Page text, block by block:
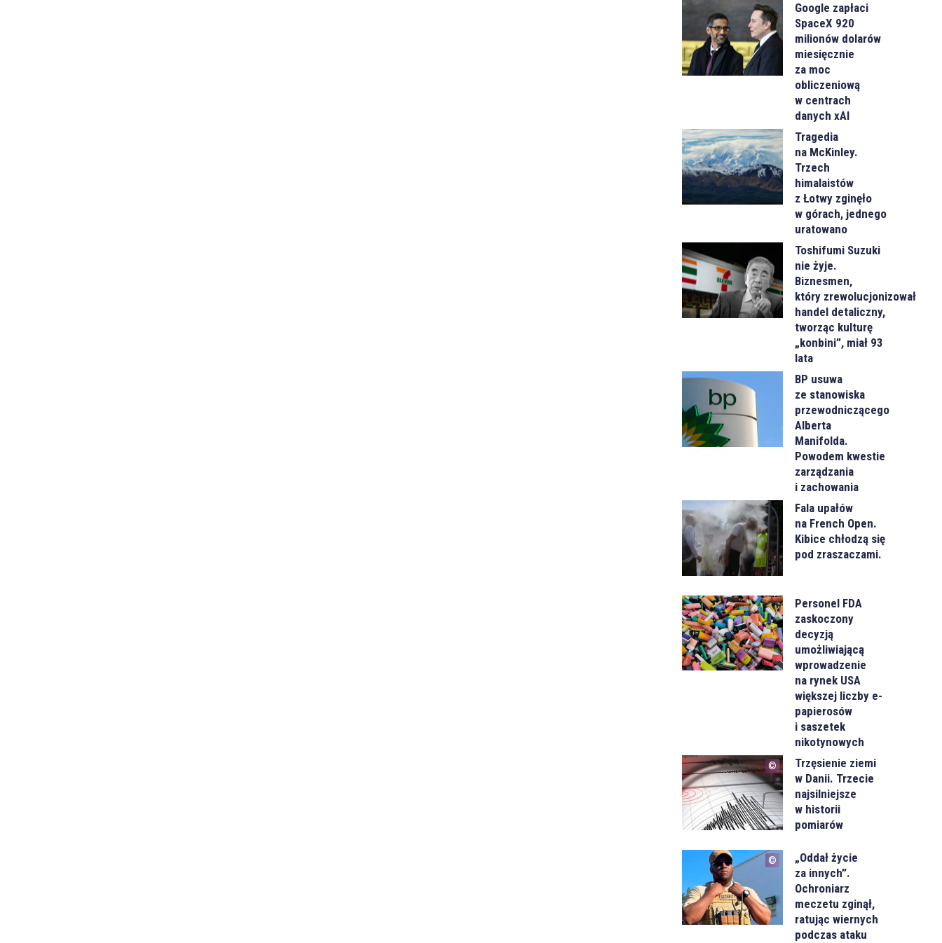
Google zapłaci
SpaceX 920
milionów dolarów
miesięcznie
za moc
obliczeniową
w centrach
danych xAI
Tragedia
na McKinley.
Trzech
himalaistów
z Łotwy zginęło
w górach, jednego
uratowano
Toshifumi Suzuki
nie żyje.
Biznesmen,
który zrewolucjonizował
handel detaliczny,
tworząc kulturę
„konbini”, miał 93
lata
BP usuwa
ze stanowiska
przewodniczącego
Alberta
Manifolda.
Powodem kwestie
zarządzania
i zachowania
Fala upałów
na French Open.
Kibice chłodzą się
pod zraszaczami.
Personel FDA
zaskoczony
decyzją
umożliwiającą
wprowadzenie
na rynek USA
większej liczby e-
papierosów
i saszetek
nikotynowych
Trzęsienie ziemi
w Danii. Trzecie
najsilniejsze
w historii
pomiarów
„Oddał życie
za innych”.
Ochroniarz
meczetu zginął,
ratując wiernych
podczas ataku